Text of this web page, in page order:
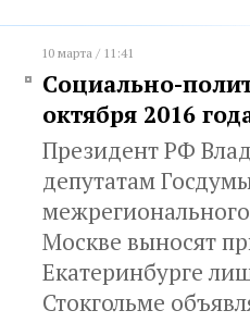
10 марта / 11:41
Социально-
октября 2016
Президент РФ
депутатам
Москве выносят
Екатеринбурге
Стокгольме